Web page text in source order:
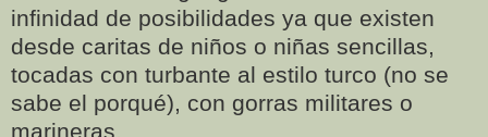
infinidad de posibilidades ya que existen
desde caritas de niños o niñas sencillas,
tocadas con turbante al estilo turco (no se
sabe el porqué), con gorras militares o
marineras.